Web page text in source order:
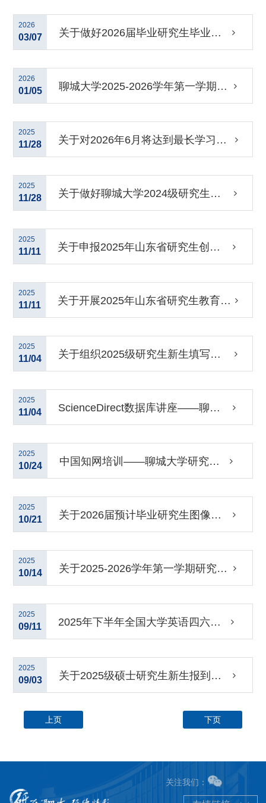
图像及学籍信息校对工作的通知
2026
03/07 关于做好2026届毕业研究生毕业资
格审查的通知
2026
01/05 聊城大学2025-2026学年第一学期研
究生期末考核工作安排
2025
11/28 关于对2026年6月将达到最长学习年
限的研究生进行学籍预警的通知
2025
11/28 关于做好聊城大学2024级研究生中
期筛选考核工作的通知
2025
11/11 关于申报2025年山东省研究生创新
成果项目的通知
2025
11/11 关于开展2025年山东省研究生教育教
学改革研究项目申报工作的通知
2025
11/04 关于组织2025级研究生新生填写入
学登记表和学籍档案卡的通知
2025
11/04 ScienceDirect数据库讲座——聊城
大学研究生专场
2025
10/24 中国知网培训——聊城大学研究生
专场
2025
10/21 关于2026届预计毕业研究生图像信
息采集补拍的通知
2025
10/14 关于2025-2026学年第一学期研究生
线上课程的开课通知
2025
09/11 2025年下半年全国大学英语四六级
报名通知
2025
09/03 关于2025级硕士研究生新生报到入
学相关工作的通知
上页 下页
关注我们：